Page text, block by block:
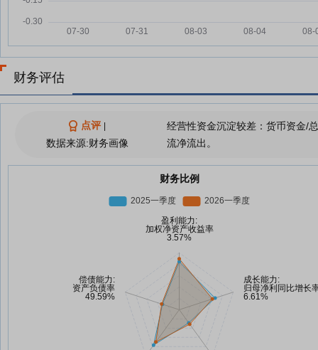
财务评估
点评
数据来源:财务画像
经营性资金沉淀较差：货币资金/
流净流出。
财务比例